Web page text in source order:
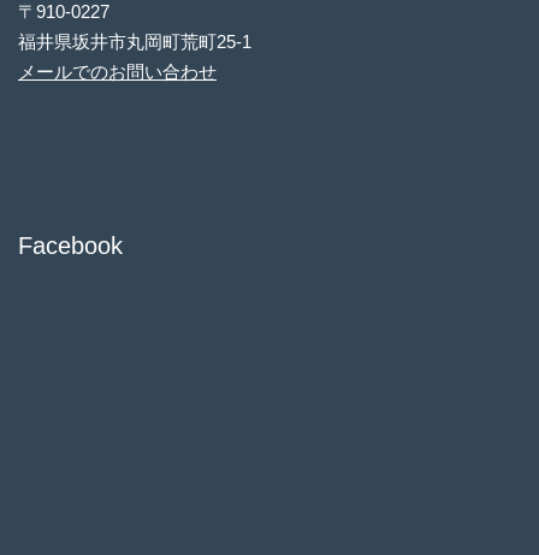
〒910-0227
福井県坂井市丸岡町荒町25-1
メールでのお問い合わせ
Facebook